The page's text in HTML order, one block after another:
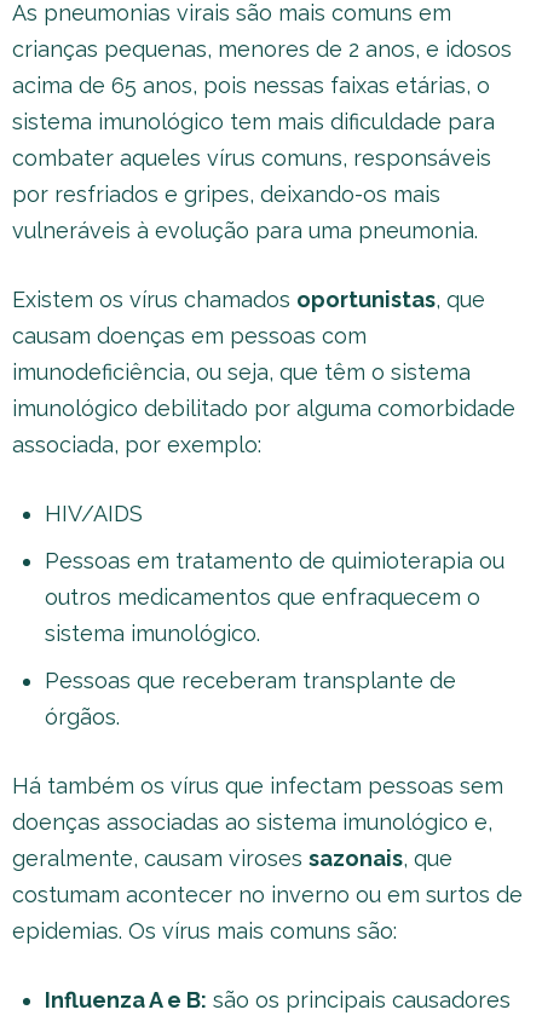
As pneumonias virais são mais comuns em
crianças pequenas, menores de 2 anos, e idosos
acima de 65 anos, pois nessas faixas etárias, o
sistema imunológico tem mais dificuldade para
combater aqueles vírus comuns, responsáveis
por resfriados e gripes, deixando-os mais
vulneráveis à evolução para uma pneumonia.
Existem os vírus chamados oportunistas, que
causam doenças em pessoas com
imunodeficiência, ou seja, que têm o sistema
imunológico debilitado por alguma comorbidade
associada, por exemplo:
HIV/AIDS
Pessoas em tratamento de quimioterapia ou
outros medicamentos que enfraquecem o
sistema imunológico.
Pessoas que receberam transplante de
órgãos.
Há também os vírus que infectam pessoas sem
doenças associadas ao sistema imunológico e,
geralmente, causam viroses sazonais, que
costumam acontecer no inverno ou em surtos de
epidemias. Os vírus mais comuns são:
Influenza A e B: são os principais causadores